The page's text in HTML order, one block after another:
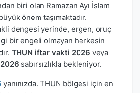
biri olan Ramazan Ayı İslam
önem taşımaktadır.
dengesi yerinde, ergen, oruç
bir engeli olmayan herkesin
THUN iftar vakti 2026 veya
sabırsızlıkla bekleniyor.
yanınızda. THUN bölgesi için en